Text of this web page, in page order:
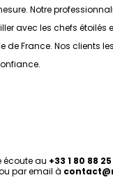
Notre
avec les chefs étoilés
de France. Nos clients
écoute au +33 1 80 88
par email à